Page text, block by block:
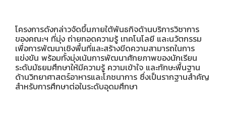
โครงการดังกล่าวจัดขึ้นภายใต้พันธกิจด้านบริการวิชาการ
ของคณะฯ ที่มุ่ง ถ่ายทอดความรู้ เทคโนโลยี และนวัตกรรม
เพื่อการพัฒนาเชิงพื้นที่และสร้างขีดความสามารถในการ
แข่งขัน พร้อมทั้งมุ่งเน้นการพัฒนาศักยภาพของนักเรียน
ระดับมัธยมศึกษาให้มีความรู้ ความเข้าใจ และทักษะพื้นฐาน
ด้านวิทยาศาสตร์อาหารและโภชนาการ ซึ่งเป็นรากฐานสำคัญ
สำหรับการศึกษาต่อในระดับอุดมศึกษา